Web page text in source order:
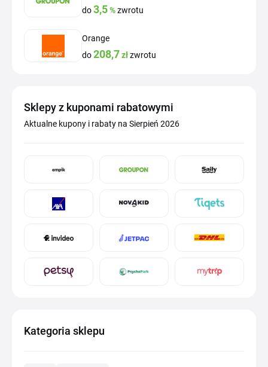
do3,5%zwrotu
Orange
do208,7złzwrotu
Sklepy z kuponami rabatowymi
Aktualne kupony i rabaty na Sierpień 2026
Kategoria sklepu